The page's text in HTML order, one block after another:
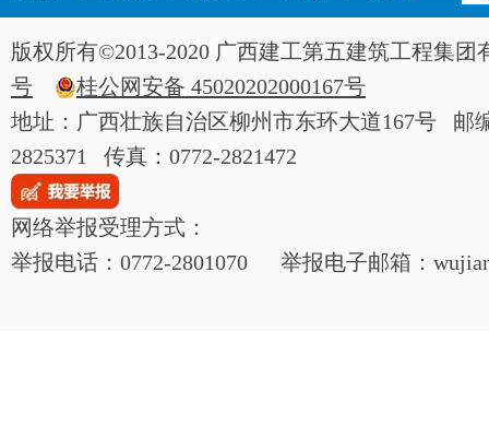
版权所有©2013-2020 广西建工第五建筑工程集
号
桂公网安备 45020202000167号
地址：广西壮族自治区柳州市东环大道167号 邮
2825371 传真：0772-2821472
网络举报受理方式：
举报电话：0772-2801070 举报电子邮箱：